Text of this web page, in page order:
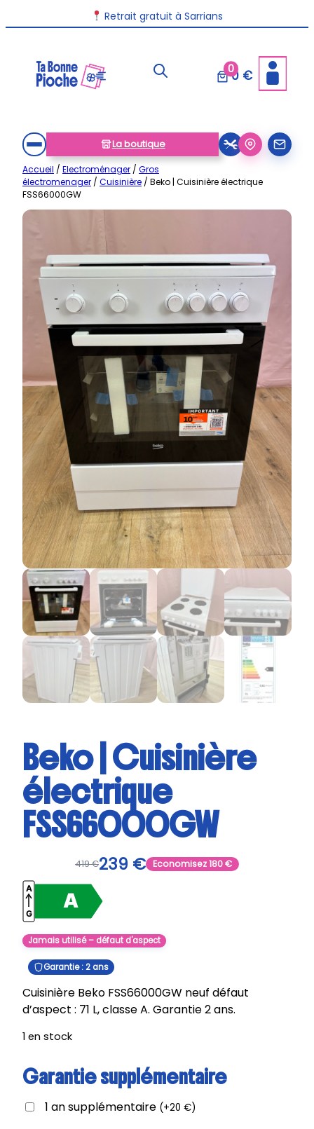
au
Retrait gratuit à Sarrians
00 €
La boutique
Accueil / Electroménager / Gros
électromenager / Cuisinière / Beko | Cuisinière électrique
FSS66000GW
Beko | Cuisinière
électrique
FSS66000GW
419€239 € Economisez180€
Jamais utilisé – défaut d'aspect
Garantie : 2 ans
Cuisinière Beko FSS66000GW neuf défaut
d’aspect : 71 L, classe A. Garantie 2 ans.
1 en stock
Garantie supplémentaire
1 an supplémentaire (+20 €)